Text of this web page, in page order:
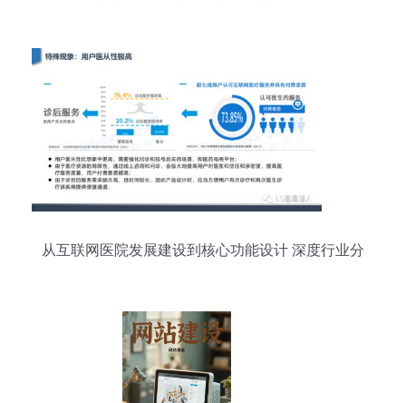
从互联网医院发展建设到核心功能设计 深度行业分